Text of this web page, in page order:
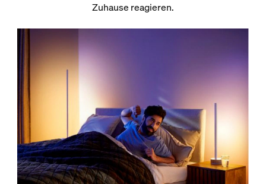
Zuhause reagieren.